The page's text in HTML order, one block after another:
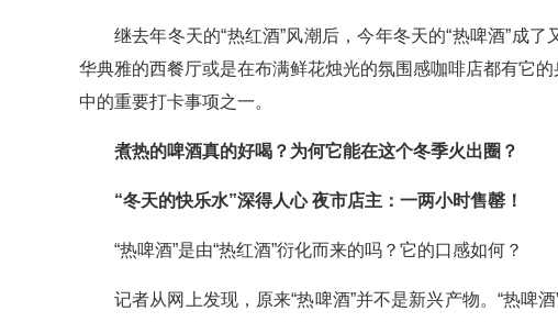
继去年冬天的“热红酒”风潮后，今年冬天的“热啤酒”成
华典雅的西餐厅或是在布满鲜花烛光的氛围感咖啡店都有它
中的重要打卡事项之一。
煮热的啤酒真的好喝？为何它能在这个冬季火出圈？
“冬天的快乐水”深得人心 夜市店主：一两小时售罄！
“热啤酒”是由“热红酒”衍化而来的吗？它的口感如何？
记者从网上发现，原来“热啤酒”并不是新兴产物。“热啤